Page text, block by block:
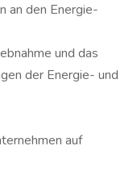
an den Energie-
und das
der Energie- und
auf